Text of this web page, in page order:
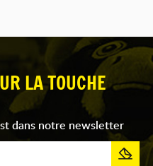
LA TOUCHE
dans notre newsletter